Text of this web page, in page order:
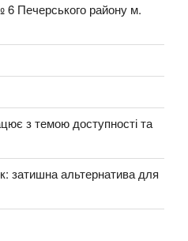
району м.
з темою доступності та
затишна альтернатива для